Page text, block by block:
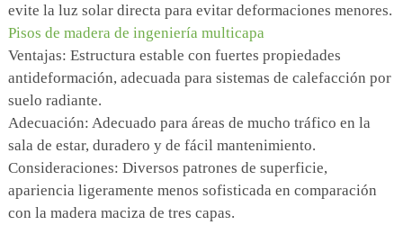
evite la luz solar directa para evitar deformaciones menores.
Pisos de madera de ingeniería multicapa
Ventajas: Estructura estable con fuertes propiedades
antideformación, adecuada para sistemas de calefacción por
suelo radiante.
Adecuación: Adecuado para áreas de mucho tráfico en la
sala de estar, duradero y de fácil mantenimiento.
Consideraciones: Diversos patrones de superficie,
apariencia ligeramente menos sofisticada en comparación
con la madera maciza de tres capas.